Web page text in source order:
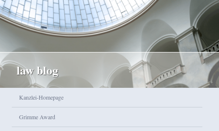
law blog
Zum Inhalt wechseln
Zum sekundären Inhalt wechseln
Kanzlei-Homepage
Grimme Award